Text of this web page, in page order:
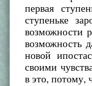
первая
ступеньке
возможности
возможность
новой
своими
в это, потому,